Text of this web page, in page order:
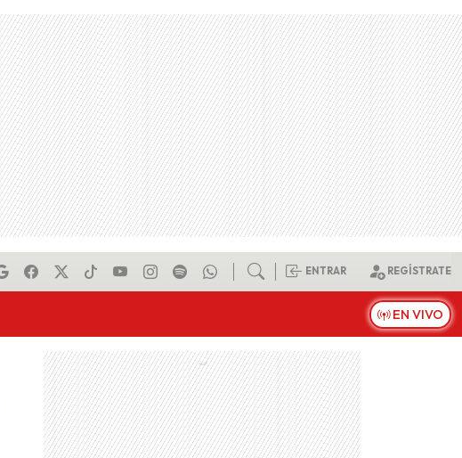
ENTRAR REGÍSTRATE
EN VIVO